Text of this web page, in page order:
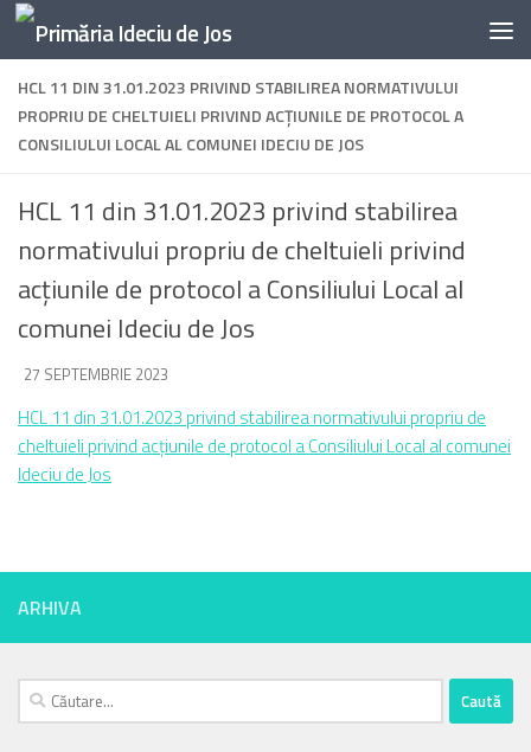
Skip to content
HCL 11 DIN 31.01.2023 PRIVIND STABILIREA NORMATIVULUI
PROPRIU DE CHELTUIELI PRIVIND ACȚIUNILE DE PROTOCOL A
CONSILIULUI LOCAL AL COMUNEI IDECIU DE JOS
HCL 11 din 31.01.2023 privind stabilirea
normativului propriu de cheltuieli privind
acțiunile de protocol a Consiliului Local al
comunei Ideciu de Jos
DE ·
27 SEPTEMBRIE 2023
HCL 11 din 31.01.2023 privind stabilirea normativului propriu de
cheltuieli privind acțiunile de protocol a Consiliului Local al comunei
Ideciu de Jos
ARHIVA
Caută
după: